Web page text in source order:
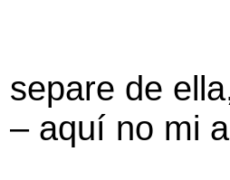
separe de
– aquí no mi